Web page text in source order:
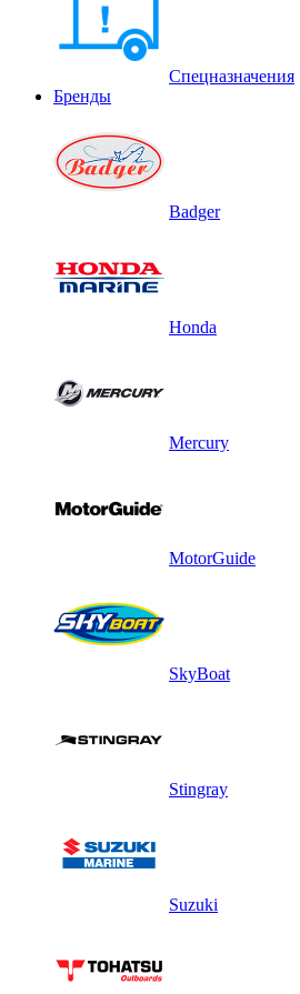
Спецназначения
Бренды
Badger
Honda
Mercury
MotorGuide
SkyBoat
Stingray
Suzuki